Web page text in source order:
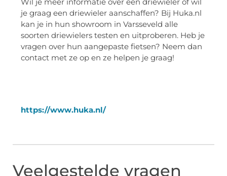
je graag een driewieler aanschaffen? Bij Huka.nl
kan je in hun showroom in Varsseveld alle
soorten driewielers testen en uitproberen. Heb je
vragen over hun aangepaste fietsen? Neem dan
contact met ze op en ze helpen je graag!
https://www.huka.nl/
Veelgestelde vragen